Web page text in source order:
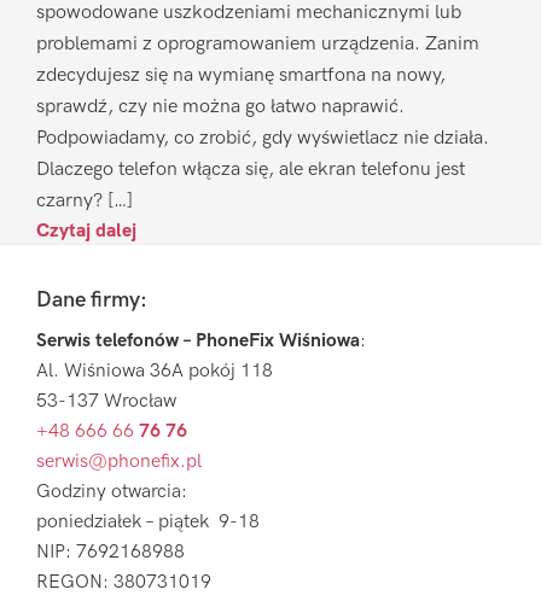
spowodowane uszkodzeniami mechanicznymi lub
problemami z oprogramowaniem urządzenia. Zanim
zdecydujesz się na wymianę smartfona na nowy,
sprawdź, czy nie można go łatwo naprawić.
Podpowiadamy, co zrobić, gdy wyświetlacz nie działa.
Dlaczego telefon włącza się, ale ekran telefonu jest
czarny? […]
Czytaj dalej
FooterDane firmy:
Serwis telefonów – PhoneFix Wiśniowa:
Al. Wiśniowa 36A pokój 118
53-137 Wrocław
+48 666 66 76 76
serwis@phonefix.pl
Godziny otwarcia:
poniedziałek – piątek 9-18
NIP: 7692168988
REGON: 380731019